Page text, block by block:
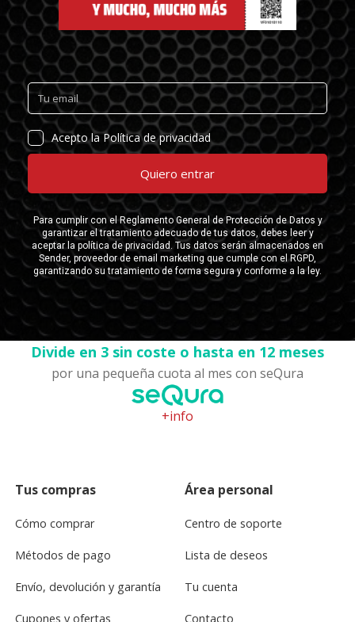
Divide en 3 sin coste o hasta en 12 meses
por una pequeña cuota al mes con seQura
+info
Tus compras
Cómo comprar
Métodos de pago
Envío, devolución y garantía
Cupones y ofertas
Área personal
Centro de soporte
Lista de deseos
Tu cuenta
Contacto